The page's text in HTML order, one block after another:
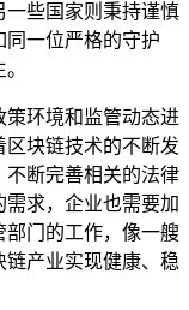
一些国家则秉持谨慎
同一位严格的守护
策环境和监管动态进
块链技术的不断发
不断完善相关的法律
求，企业也需要加
门的工作，像一艘
产业实现健康、稳